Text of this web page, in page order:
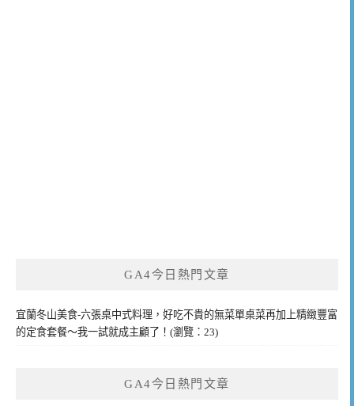
GA4今日熱門文章
宜蘭冬山美食-六張桌中式料理，好吃不貴的無菜單桌菜再加上精緻豐富
的定食套餐～我一試就成主顧了！(瀏覽：23)
GA4今日熱門文章